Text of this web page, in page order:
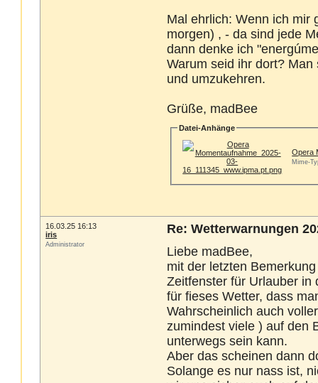
Mal ehrlich: Wenn ich mir
morgen) , - da sind jede
dann denke ich
Warum seid ihr dort?
und umzukehren.
Grüße, madBee
Datei-Anhänge
Opera
Mime-
16.03.25 16:13
iris
Administrator
Re: Wetterwarnungen
Liebe madBee,
mit der letzten
Zeitfenster für Urlauber in
für fieses Wetter, dass
Wahrscheinlich auch
zumindest viele ) auf den
unterwegs sein kann.
Aber das scheinen dann
Solange es nur nass ist,